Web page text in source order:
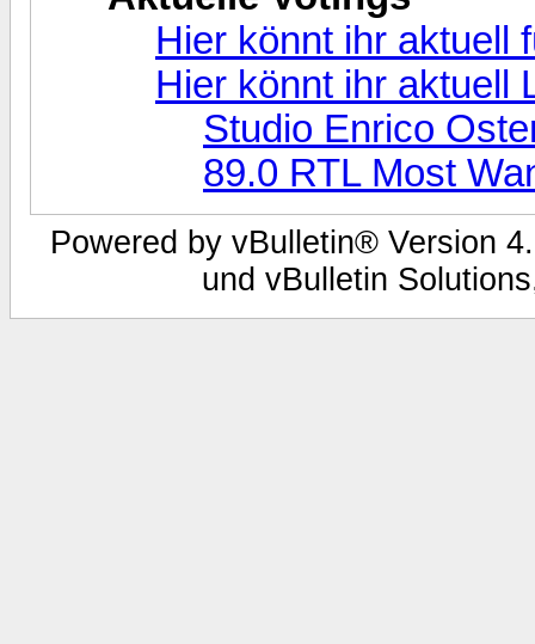
Hier könnt ihr aktuell
Hier könnt ihr aktuell
Studio Enrico
89.0 RTL Most
Powered by vBulletin® Version
und vBulletin